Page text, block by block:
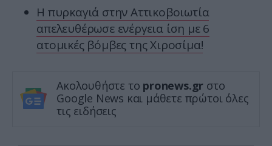
Η πυρκαγιά στην Αττικοβοιωτία
απελευθέρωσε ενέργεια ίση με 6
ατομικές βόμβες της Χιροσίμα!
Ακολουθήστε το pronews.gr στο
Google News και μάθετε πρώτοι όλες
τις ειδήσεις